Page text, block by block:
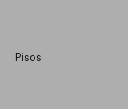
​Pisos